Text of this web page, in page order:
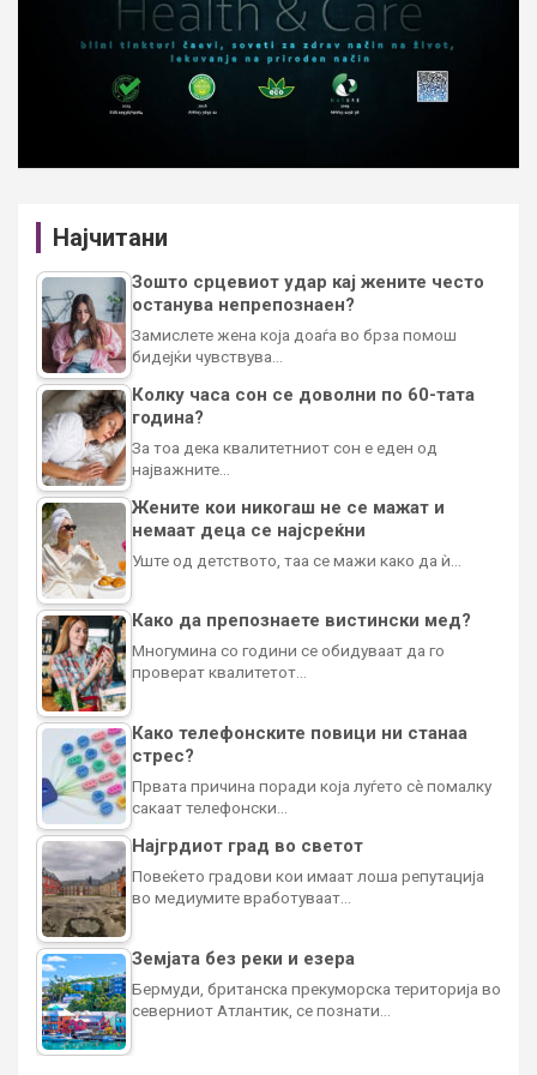
Најчитани
Зошто срцевиот удар кај жените често
останува непрепознаен?
Замислете жена која доаѓа во брза помош
бидејќи чувствува…
Колку часа сон се доволни по 60-тата
година?
За тоа дека квалитетниот сон е еден од
најважните…
Жените кои никогаш не се мажат и
немаат деца се најсреќни
Уште од детството, таа се мажи како да ѝ…
Како да препознаете вистински мед?
Многумина со години се обидуваат да го
проверат квалитетот…
Како телефонските повици ни станаа
стрес?
Првата причина поради која луѓето сè помалку
сакаат телефонски…
Најгрдиот град во светот
Повеќето градови кои имаат лоша репутација
во медиумите вработуваат…
Земјата без реки и езера
Бермуди, британска прекуморска територија во
северниот Атлантик, се познати…